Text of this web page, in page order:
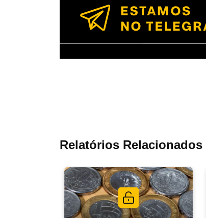
Relatórios Relacionados